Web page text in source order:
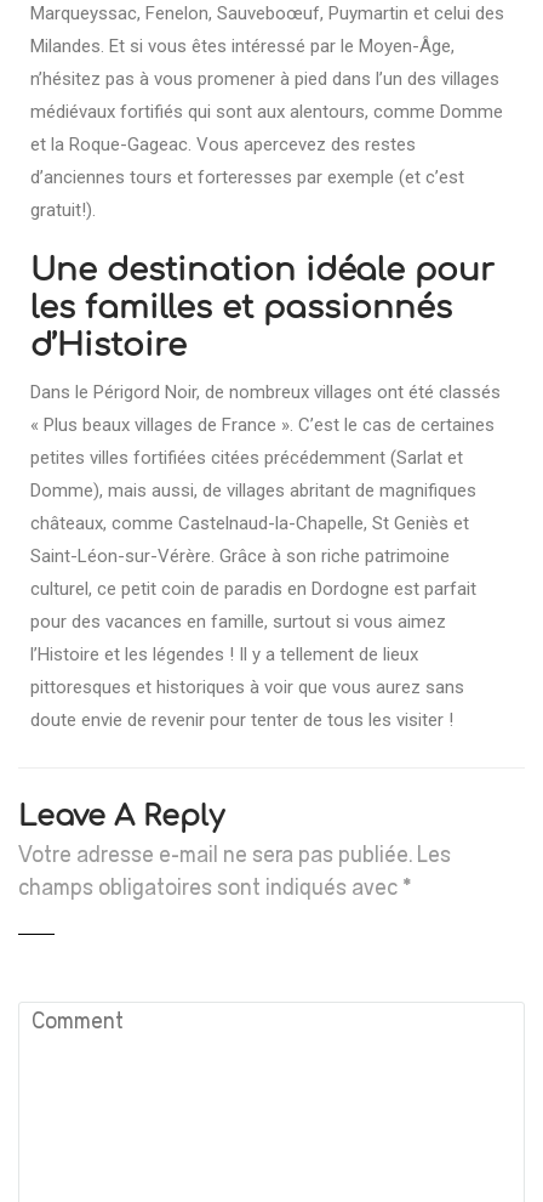
Marqueyssac, Fenelon, Sauveboœuf, Puymartin et celui des
Milandes. Et si vous êtes intéressé par le Moyen-Âge,
n’hésitez pas à vous promener à pied dans l’un des villages
médiévaux fortifiés qui sont aux alentours, comme Domme
et la Roque-Gageac. Vous apercevez des restes
d’anciennes tours et forteresses par exemple (et c’est
gratuit!).
Une destination idéale pour
les familles et passionnés
d’Histoire
Dans le Périgord Noir, de nombreux villages ont été classés
« Plus beaux villages de France ». C’est le cas de certaines
petites villes fortifiées citées précédemment (Sarlat et
Domme), mais aussi, de villages abritant de magnifiques
châteaux, comme Castelnaud-la-Chapelle, St Geniès et
Saint-Léon-sur-Vérère. Grâce à son riche patrimoine
culturel, ce petit coin de paradis en Dordogne est parfait
pour des vacances en famille, surtout si vous aimez
l’Histoire et les légendes ! Il y a tellement de lieux
pittoresques et historiques à voir que vous aurez sans
doute envie de revenir pour tenter de tous les visiter !
Leave A Reply
Votre adresse e-mail ne sera pas publiée. Les
champs obligatoires sont indiqués avec *